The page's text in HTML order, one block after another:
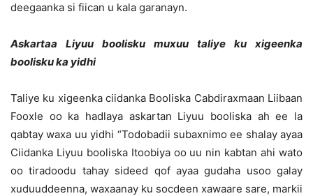
deegaanka si fiican u kala garanayn.
Askartaa Liyuu boolisku muxuu taliye ku xigeenka
boolisku ka yidhi
Taliye ku xigeenka ciidanka Booliska Cabdiraxmaan Liibaan
Fooxle oo ka hadlaya askartan Liyuu booliska ah ee la
qabtay waxa uu yidhi “Todobadii subaxnimo ee shalay ayaa
Ciidanka Liyuu booliska Itoobiya oo uu nin kabtan ahi wato
oo tiradoodu tahay sideed qof ayaa gudaha usoo galay
xuduuddeenna, waxaanay ku socdeen xawaare sare, markii